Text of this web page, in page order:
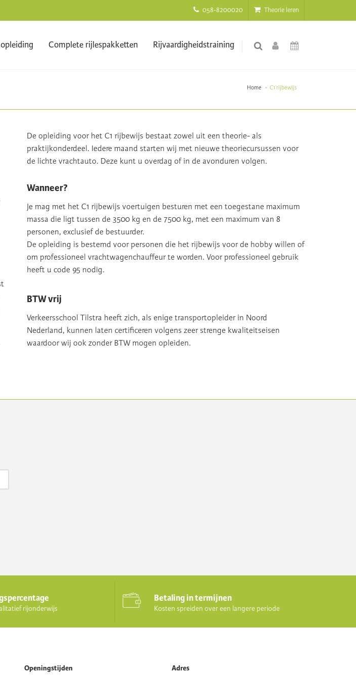
058-8200020 Theorie leren
Complete rijlespakketten Rijvaardigheidstraining
Home C1 rijbewijs
De opleiding voor het C1 rijbewijs bestaat zowel uit een theorie- als
praktijkonderdeel. Iedere maand starten wij met nieuwe theoriecursussen voor
de lichte vrachtauto. Deze kunt u overdag of in de avonduren volgen.
Wanneer?
Je mag met het C1 rijbewijs voertuigen besturen met een toegestane maximum
massa die ligt tussen de 3500 kg en de 7500 kg, met een maximum van 8
personen, exclusief de bestuurder.
De opleiding is bestemd voor personen die het rijbewijs voor de hobby willen of
om professioneel vrachtwagenchauffeur te worden. Voor professioneel gebruik
heeft u code 95 nodig.
BTW vrij
Verkeersschool Tilstra heeft zich, als enige transportopleider in Noord
Nederland, kunnen laten certificeren volgens zeer strenge kwaliteitseisen
waardoor wij ook zonder BTW mogen opleiden.
rijonderwijs
Betaling in termijnen
Kosten spreiden over een langere periode
Openingstijden Adres